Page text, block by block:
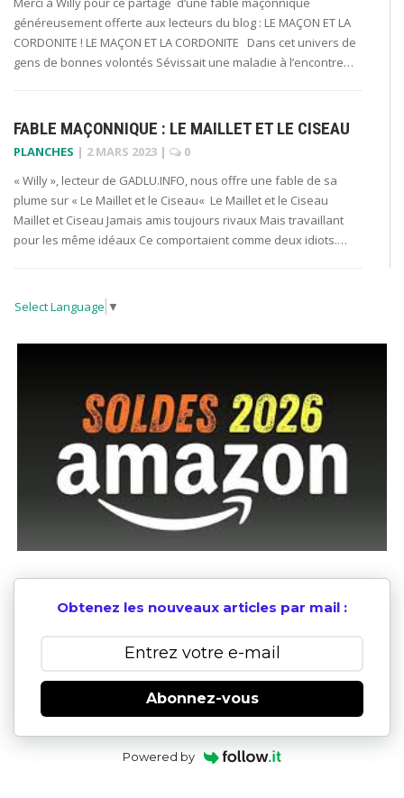
généreusement offerte aux lecteurs du blog : LE MAÇON ET LA
CORDONITE ! LE MAÇON ET LA CORDONITE Dans cet univers de
gens de bonnes volontés Sévissait une maladie à l’encontre…
FABLE MAÇONNIQUE : LE MAILLET ET LE CISEAU
PLANCHES | 2 MARS 2023 |
0
« Willy », lecteur de GADLU.INFO, nous offre une fable de sa
plume sur « Le Maillet et le Ciseau« Le Maillet et le Ciseau
Maillet et Ciseau Jamais amis toujours rivaux Mais travaillant
pour les même idéaux Ce comportaient comme deux idiots.…
Select Language ▼
Obtenez les nouveaux articles par mail :
Abonnez-vous
Powered by